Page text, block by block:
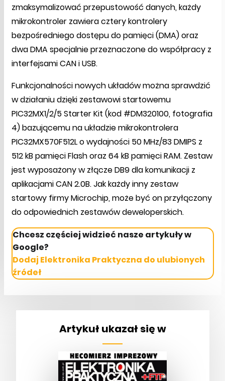
zmaksymalizować przepustowość danych, każdy
mikrokontroler zawiera cztery kontrolery
bezpośredniego dostępu do pamięci (DMA) oraz
dwa DMA specjalnie przeznaczone do współpracy z
interfejsami CAN i USB.
Funkcjonalności nowych układów można sprawdzić
w działaniu dzięki zestawowi startowemu
PIC32MX1/2/5 Starter Kit (kod #DM320100, fotografia
4) bazującemu na układzie mikrokontrolera
PIC32MX570F512L o wydajności 50 MHz/83 DMIPS z
512 kB pamięci Flash oraz 64 kB pamięci RAM. Zestaw
jest wyposażony w złącze DB9 dla komunikacji z
aplikacjami CAN 2.0B. Jak każdy inny zestaw
startowy firmy Microchip, może być on przyłączony
do odpowiednich zestawów deweloperskich.
Chcesz częściej widzieć nasze artykuły w
Google?
Dodaj Elektronika Praktyczna do ulubionych
źródeł
Artykuł ukazał się w